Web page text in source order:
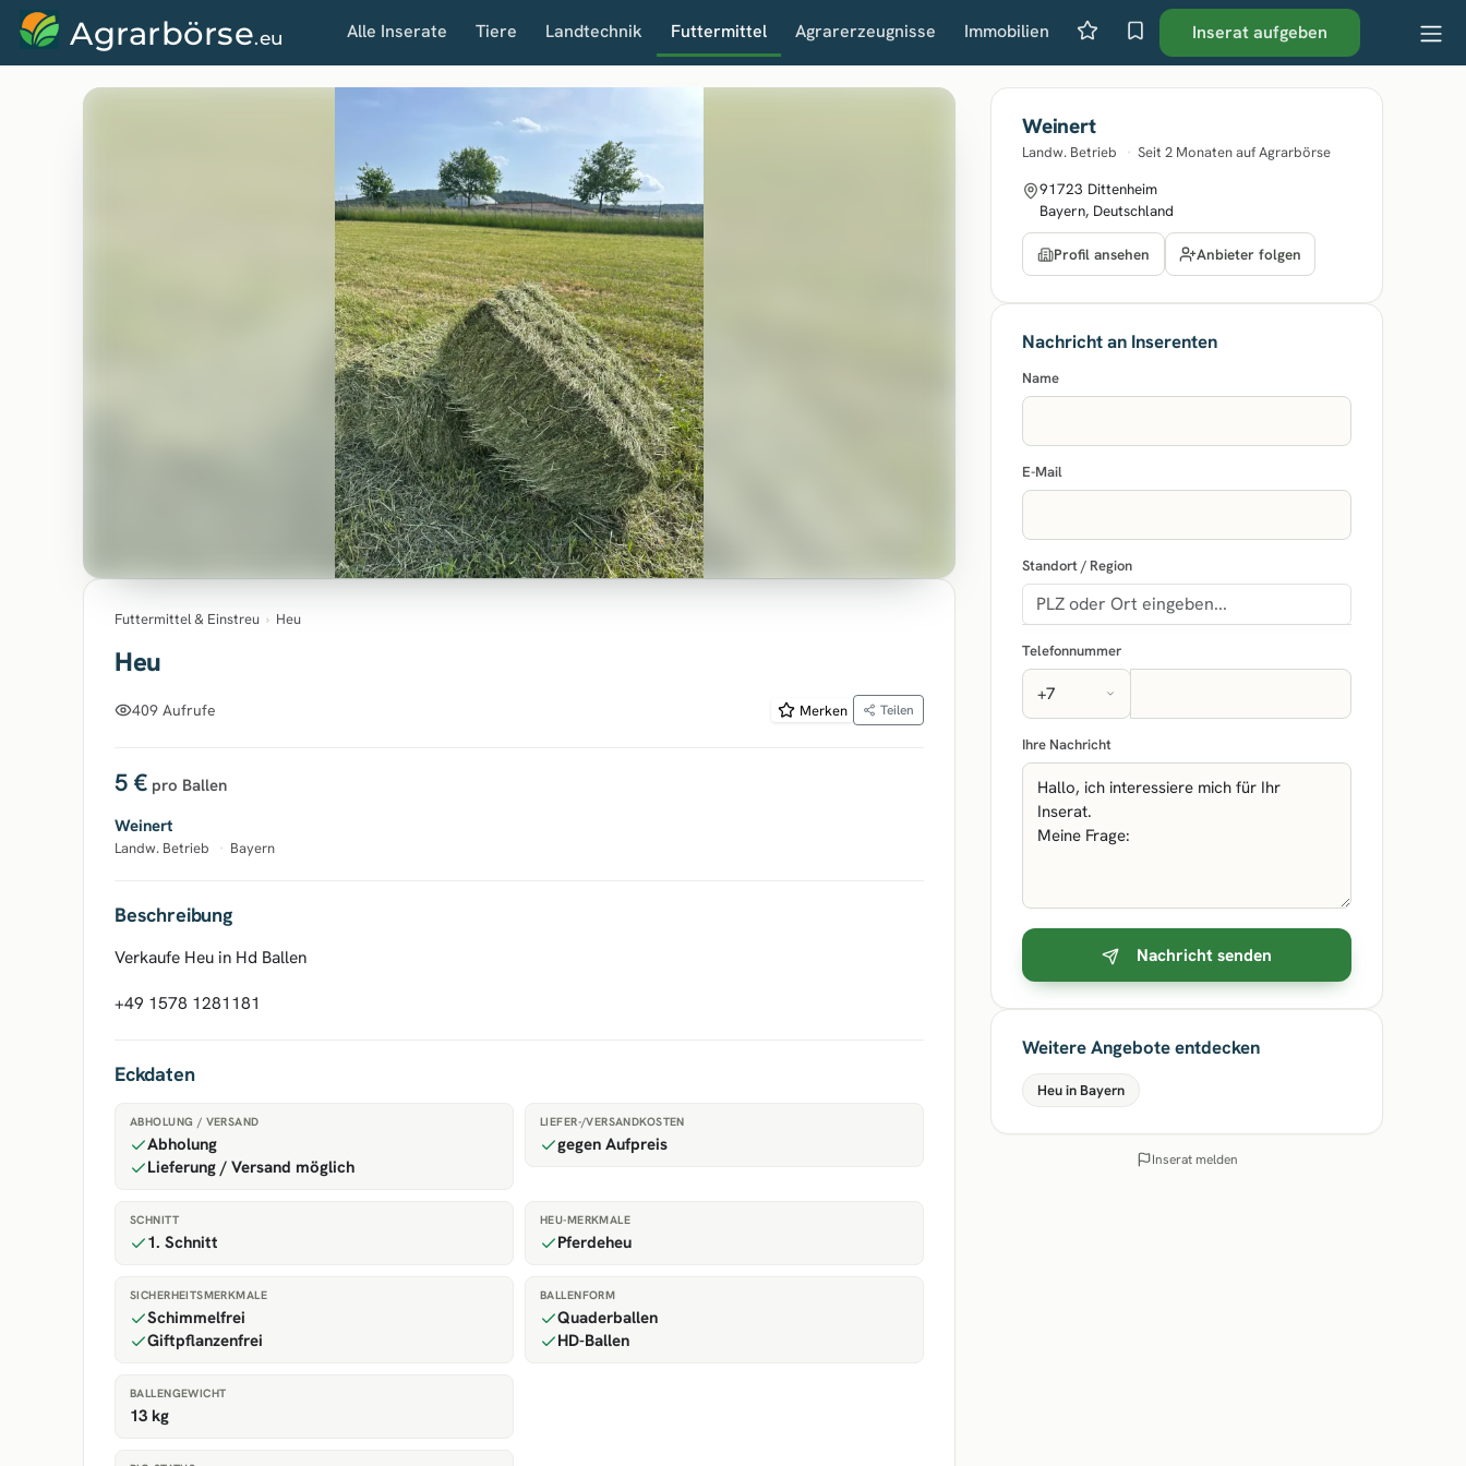
Agrarbörse.eu Alle Inserate Tiere Landtechnik Futtermittel Agrarerzeugnisse Immobilien Inserat aufgeben
Futtermittel & Einstreu › Heu
Heu
409 Aufrufe Merken Teilen
5 € pro Ballen
Weinert
Landw. Betrieb · Bayern
Beschreibung
Verkaufe Heu in Hd Ballen
+49 1578 1281181
Eckdaten
ABHOLUNG / VERSAND
Abholung
Lieferung / Versand möglich
LIEFER-/VERSANDKOSTEN
gegen Aufpreis
SCHNITT
1. Schnitt
HEU-MERKMALE
Pferdeheu
SICHERHEITSMERKMALE
Schimmelfrei
Giftpflanzenfrei
BALLENFORM
Quaderballen
HD-Ballen
BALLENGEWICHT
13 kg
Weinert
Landw. Betrieb · Seit 2 Monaten auf Agrarbörse
91723 Dittenheim
Bayern, Deutschland
Profil ansehen Anbieter folgen
Nachricht an Inserenten
Name
E-Mail
Standort / Region
Telefonnummer
Ihre Nachricht
Nachricht senden
Weitere Angebote entdecken
Heu in Bayern
Inserat melden